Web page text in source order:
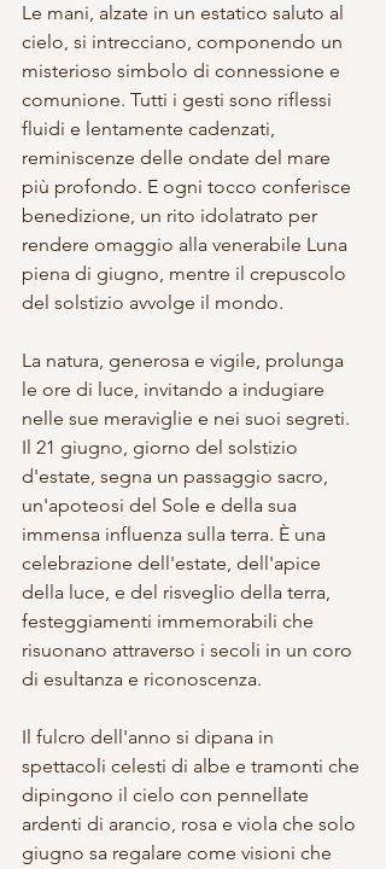
Le mani, alzate in un estatico saluto al
cielo, si intrecciano, componendo un
misterioso simbolo di connessione e
comunione. Tutti i gesti sono riflessi
fluidi e lentamente cadenzati,
reminiscenze delle ondate del mare
più profondo. E ogni tocco conferisce
benedizione, un rito idolatrato per
rendere omaggio alla venerabile Luna
piena di giugno, mentre il crepuscolo
del solstizio avvolge il mondo.
La natura, generosa e vigile, prolunga
le ore di luce, invitando a indugiare
nelle sue meraviglie e nei suoi segreti.
Il 21 giugno, giorno del solstizio
d'estate, segna un passaggio sacro,
un'apoteosi del Sole e della sua
immensa influenza sulla terra. È una
celebrazione dell'estate, dell'apice
della luce, e del risveglio della terra,
festeggiamenti immemorabili che
risuonano attraverso i secoli in un coro
di esultanza e riconoscenza.
Il fulcro dell'anno si dipana in
spettacoli celesti di albe e tramonti che
dipingono il cielo con pennellate
ardenti di arancio, rosa e viola che solo
giugno sa regalare come visioni che